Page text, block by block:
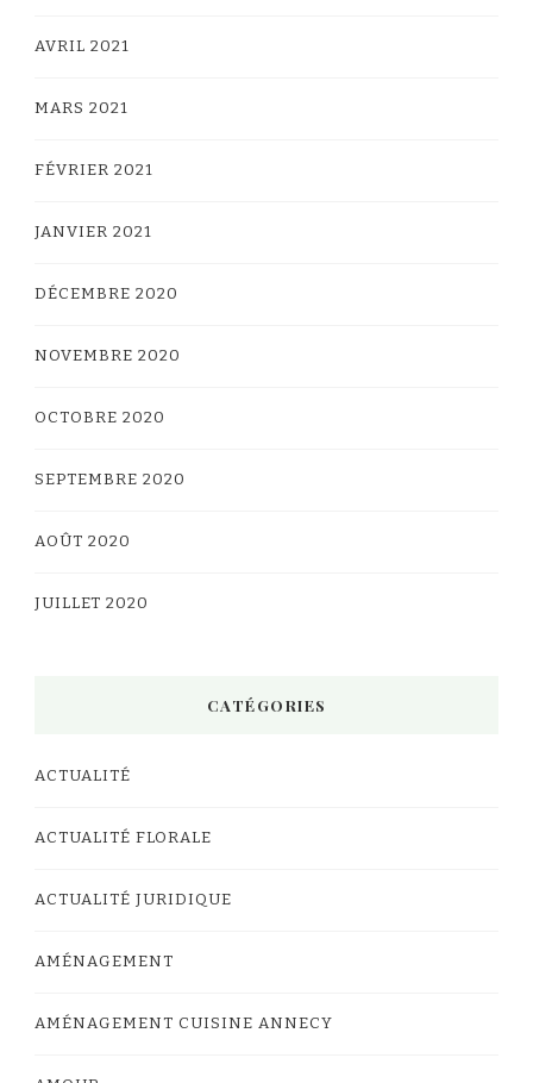
AVRIL 2021
MARS 2021
FÉVRIER 2021
JANVIER 2021
DÉCEMBRE 2020
NOVEMBRE 2020
OCTOBRE 2020
SEPTEMBRE 2020
AOÛT 2020
JUILLET 2020
CATÉGORIES
ACTUALITÉ
ACTUALITÉ FLORALE
ACTUALITÉ JURIDIQUE
AMÉNAGEMENT
AMÉNAGEMENT CUISINE ANNECY